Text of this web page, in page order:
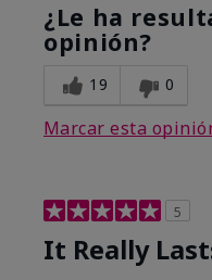
¿Le ha
opinión?
19 0
Marcar esta
5
It Really